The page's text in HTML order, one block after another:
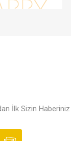
İlk Sizin Haberiniz